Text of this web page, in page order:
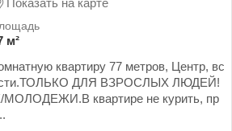
Показать на карте
м²
квартиру 77 метров, Центр, вс
ДЛЯ ВЗРОСЛЫХ ЛЮДЕЙ!
квартире не курить, пр